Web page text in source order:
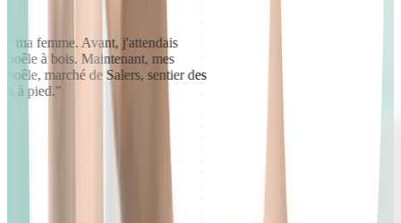
ma femme. Avant, j'attendais
poêle à bois. Maintenant, mes
marché de Salers, sentier des
à pied.”